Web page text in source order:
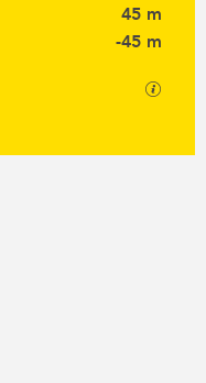
45 m
-45 m